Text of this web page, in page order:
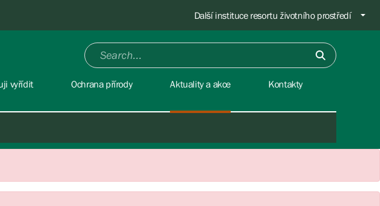
Další instituce resortu životního prostředí
vyřídit Ochrana přírody Aktuality a akce Kontakty